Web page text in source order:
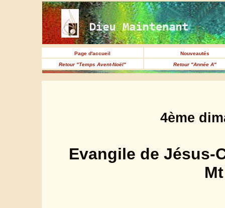
Page d'accueil
Nouveautés
Retour "Temps Avent-Noël"
Retour "Année A"
4ème
Evangile de Jésus-